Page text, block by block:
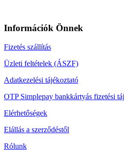
Információk Önnek
Fizetés szállítás
Üzleti feltételek (ÁSZF)
Adatkezelési tájékoztató
OTP Simplepay bankkártyás fizetési
Elérhetőségek
Elállás a szerződéstől
Rólunk